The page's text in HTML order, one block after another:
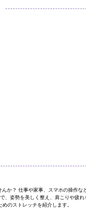
か？ 仕事や家事、スマホの操作な
、姿勢を美しく整え、肩こりや疲
のストレッチを紹介します。